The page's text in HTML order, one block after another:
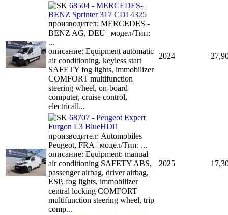
68504 - MERCEDES-
BENZ Sprinter 317 CDI 4325
производител: MERCEDES -
BENZ AG, DEU | модел/Тип:
...
описание: Equipment automatic
air conditioning, keyless start
SAFETY fog lights, immobilizer
COMFORT multifunction
steering wheel, on-board
computer, cruise control,
electricall...
2024
68707 - Peugeot Expert
Furgon L3 BlueHDi1
производител: Automobiles
Peugeot, FRA | модел/Тип: ...
описание: Equipment: manual
air conditioning SAFETY ABS,
passenger airbag, driver airbag,
ESP, fog lights, immobilizer
central locking COMFORT
multifunction steering wheel, trip
comp...
2025